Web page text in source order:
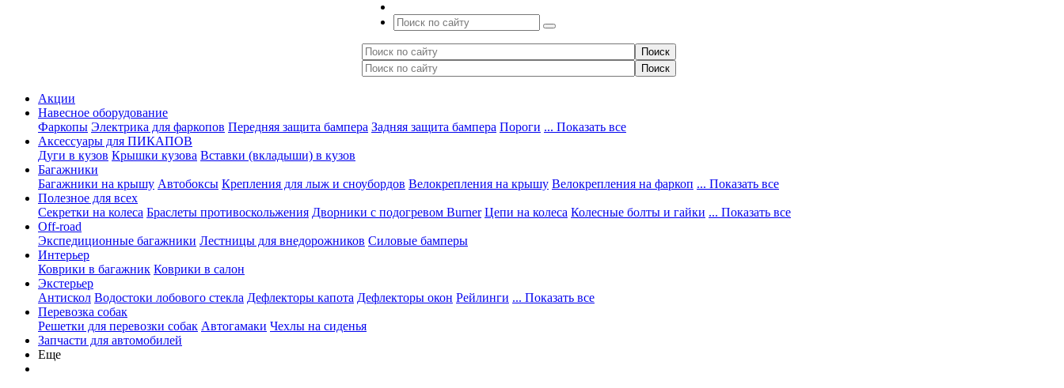
Акции
Навесное оборудование
Фаркопы Электрика для фаркопов Передняя защита бампера Задняя защита бампера Пороги ... Показать все
Аксессуары для ПИКАПОВ
Дуги в кузов Крышки кузова Вставки (вкладыши) в кузов
Багажники
Багажники на крышу Автобоксы Крепления для лыж и сноубордов Велокрепления на крышу Велокрепления на фаркоп ... Показать все
Полезное для всех
Секретки на колеса Браслеты противоскольжения Дворники с подогревом Burner Цепи на колеса Колесные болты и гайки ... Показать все
Off-road
Экспедиционные багажники Лестницы для внедорожников Силовые бамперы
Интерьер
Коврики в багажник Коврики в салон
Экстерьер
Антискол Водостоки лобового стекла Дефлекторы капота Дефлекторы окон Рейлинги ... Показать все
Перевозка собак
Решетки для перевозки собак Автогамаки Чехлы на сиденья
Запчасти для автомобилей
Еще